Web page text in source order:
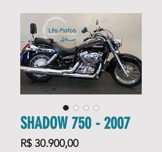
SHADOW 750 - 2007
R$ 30.900,00Price